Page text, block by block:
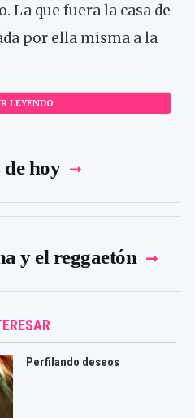
La que fuera la casa de
por ella misma a la
LEYENDO
hoy
y el reggaetón
Perfilando deseos